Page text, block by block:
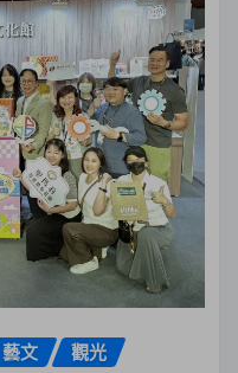
藝文 觀光